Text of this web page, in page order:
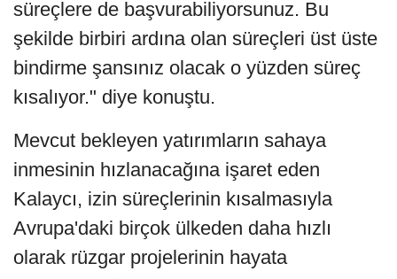
süreçlere de başvurabiliyorsunuz. Bu
şekilde birbiri ardına olan süreçleri üst üste
bindirme şansınız olacak o yüzden süreç
kısalıyor." diye konuştu.
Mevcut bekleyen yatırımların sahaya
inmesinin hızlanacağına işaret eden
Kalaycı, izin süreçlerinin kısalmasıyla
Avrupa'daki birçok ülkeden daha hızlı
olarak rüzgar projelerinin hayata